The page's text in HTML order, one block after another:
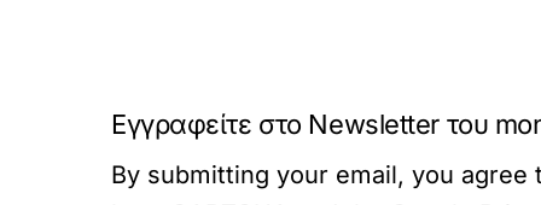
Εγγραφείτε στο Newsletter του
By submitting your email, you